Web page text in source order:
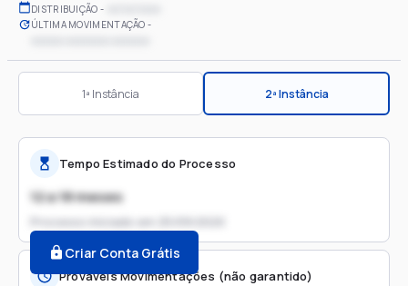
DISTRIBUIÇÃO
ÚLTIMA MOVIMENTAÇÃO
1ª Instância 2ª Instância
Tempo Estimado do Processo
12 a 18 meses
Processo iniciado em
Criar Conta Grátis
Prováveis Movimentações (não garantido)